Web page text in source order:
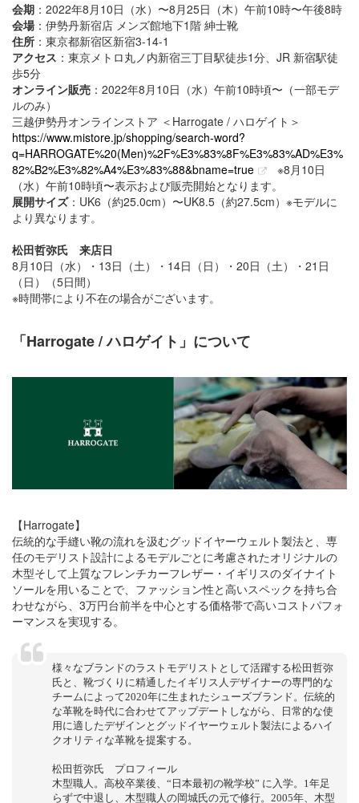
会期 ：2022年8月10日（水）〜8月25日（木）午前10時〜午後8時
会場：伊勢丹新宿店 メンズ館地下1階 紳士靴
住所 ：東京都新宿区新宿3-14-1
アクセス ：東京メトロ丸ノ内新宿三丁目駅徒歩1分、JR 新宿駅徒
歩5分​
オンライン販売 ：2022年8月10日（水）午前10時頃〜（一部モデ
ルのみ）
三越伊勢丹オンラインストア ＜​Harrogate / ハロゲイト＞
https://www.mistore.jp/shopping/search-word?
q=HARROGATE%20(Men)%2F%E3%83%8F%E3%83%AD%E3%
82%B2%E3%82%A4%E3%83%88&bname=true
※8月10日
（水）午前10時頃〜表示および販売開始となります。
展開サイズ：UK6（約25.0cm）〜UK8.5（約27.5cm）※モデルに
より異なります。
松田哲弥氏 来店日
8月10日（水）・13日（土）・14日（日）・20日（土）・21日
（日）（5日間）
※時間帯により不在の場合がございます。
「Harrogate / ハロゲイト」について
【Harrogate】
伝統的な手縫い靴の流れを汲むグッドイヤーウェルト製法と、専
任のモデリスト設計によるモデルごとに考慮されたオリジナルの
木型そして上質なフレンチカーフレザー・イギリスのダイナイト
ソールを用いることで、ファッション性と高いスペックを持ち合
わせながら、3万円台前半を中心とする価格帯で高いコストパフォ
ーマンスを実現する。
様々なブランドのラストモデリストとして活躍する松田哲弥
氏と、靴づくりに精通したイギリス人デザイナーの専門的な
チームによって2020年に生まれたシューズブランド。伝統的
な革靴を時代に合わせてアップデートしながら、日常的な使
用に適したデザインとグッドイヤーウェルト製法によるハイ
クオリティな革靴を提案する。
松田哲弥氏 プロフィール
木型職人。高校卒業後、“日本最初の靴学校” に入学。1年足
らずで中退し、木型職人の岡城氏の元で修行。2005年、木型